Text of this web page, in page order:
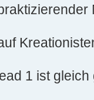
1 ist gleich